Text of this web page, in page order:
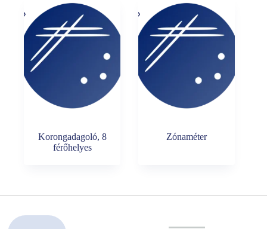
Korongadagoló, 8
férőhelyes
Zónaméter